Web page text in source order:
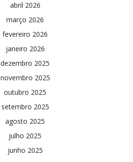
abril 2026
março 2026
fevereiro 2026
janeiro 2026
dezembro 2025
novembro 2025
outubro 2025
setembro 2025
agosto 2025
julho 2025
junho 2025